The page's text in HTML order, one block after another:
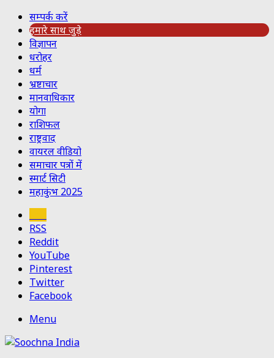
सम्पर्क करें
हमारे साथ जुड़े
विज्ञापन
धरोहर
धर्म
भ्रष्टाचार
मानवाधिकार
योगा
राशिफल
राष्ट्रवाद
वायरल वीडियो
समाचार पत्रों में
स्मार्ट सिटी
महाकुंभ 2025
RSS
Reddit
YouTube
Pinterest
Twitter
Facebook
Menu